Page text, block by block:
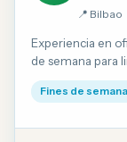
📍 Bilbao
Experiencia en
de semana para
Fines de semana